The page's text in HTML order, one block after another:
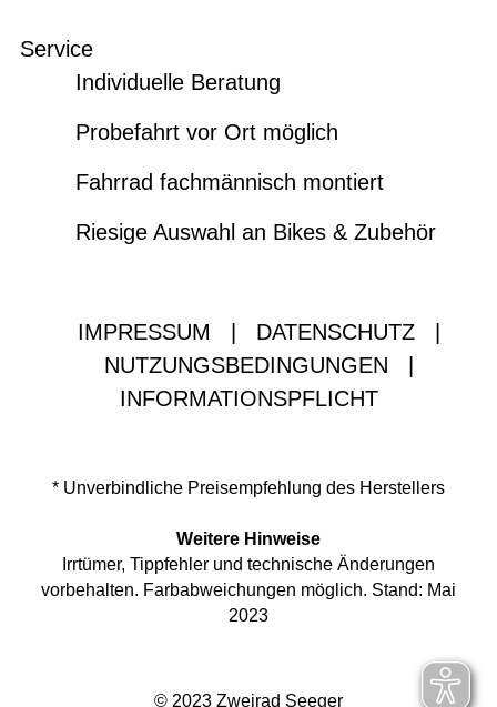
Service
Individuelle Beratung
Probefahrt vor Ort möglich
Fahrrad fachmännisch montiert
Riesige Auswahl an Bikes & Zubehör
IMPRESSUM DATENSCHUTZ
NUTZUNGSBEDINGUNGEN
INFORMATIONSPFLICHT
* Unverbindliche Preisempfehlung des Herstellers
Weitere Hinweise
Irrtümer, Tippfehler und technische Änderungen
vorbehalten. Farbabweichungen möglich. Stand: Mai
2023
© 2023 Zweirad Seeger